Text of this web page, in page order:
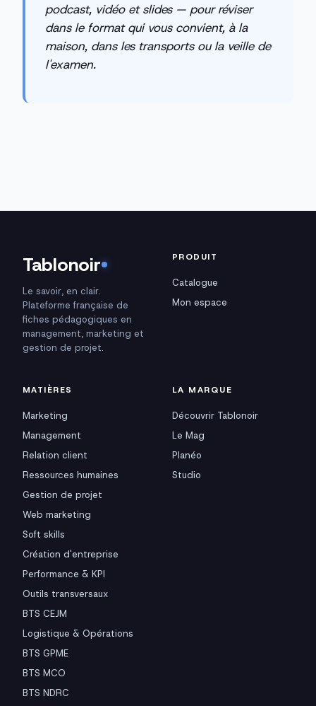
podcast, vidéo et slides — pour réviser
dans le format qui vous convient, à la
maison, dans les transports ou la veille de
l'examen.
Tablonoir
Le savoir, en clair.
Plateforme française de
fiches pédagogiques en
management, marketing et
gestion de projet.
PRODUIT
Catalogue
Mon espace
MATIÈRES
Marketing
Management
Relation client
Ressources humaines
Gestion de projet
Web marketing
Soft skills
Création d'entreprise
Performance & KPI
Outils transversaux
BTS CEJM
Logistique & Opérations
BTS GPME
BTS MCO
BTS NDRC
LA MARQUE
Découvrir Tablonoir
Le Mag
Planéo
Studio